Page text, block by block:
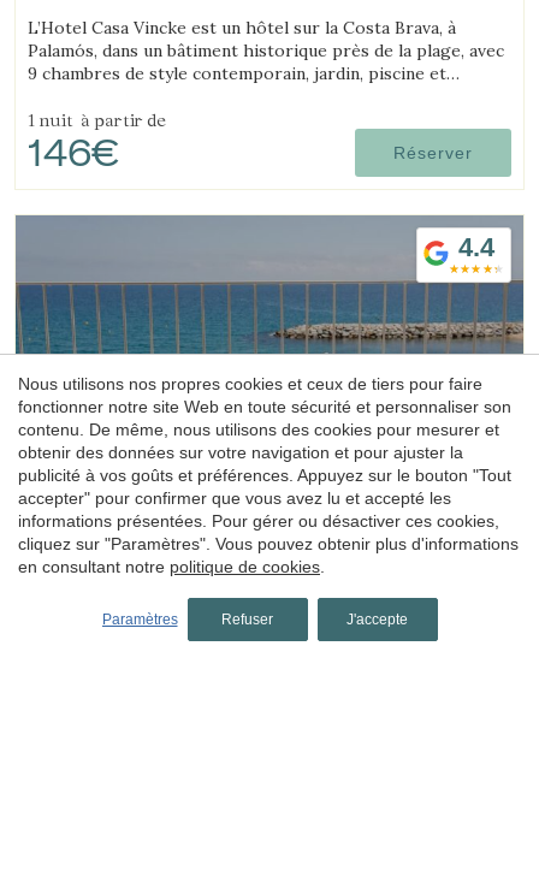
L’Hotel Casa Vincke est un hôtel sur la Costa Brava, à
Palamós, dans un bâtiment historique près de la plage, avec
9 chambres de style contemporain, jardin, piscine et
1 nuit à partir de
146€ Réserver
4.4
Hostal
Olga
Sant Antoni de Calonge, Baix Empordà, Costa Brava
(14.691478217207km de Begur)
Hostal Spa Olga est un hébergement à Sant Antoni de
Calonge, sur la Costa Brava, face à la mer, avec des vues
proposition gastronomique soignée.
Pas de disponibilité pour
Nous utilisons nos propres cookies et ceux de tiers pour faire
fonctionner notre site Web en toute sécurité et personnaliser son
contenu. De même, nous utilisons des cookies pour mesurer et
obtenir des données sur votre navigation et pour ajuster la
publicité à vos goûts et préférences. Appuyez sur le bouton "Tout
accepter" pour confirmer que vous avez lu et accepté les
informations présentées. Pour gérer ou désactiver ces cookies,
cliquez sur "Paramètres". Vous pouvez obtenir plus d'informations
en consultant notre politique de cookies
Paramètres Refuser J'accepte